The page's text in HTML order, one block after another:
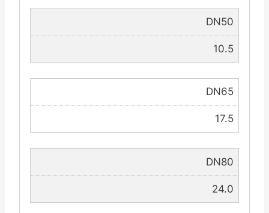
DN50
10.5
DN65
17.5
DN80
24.0